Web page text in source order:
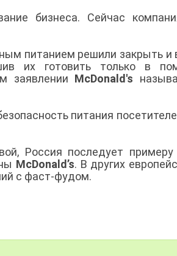
бизнеса. Сейчас
питанием решили закрыть и
их готовить только в
заявлении McDonald's
питания
Россия последует
McDonald’s. В других
с фаст-фудом.